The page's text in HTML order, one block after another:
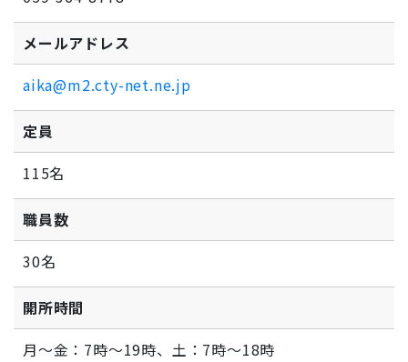
メールアドレス
aika@m2.cty-net.ne.jp
定員
115名
職員数
30名
開所時間
月～金：7時～19時、土：7時～18時